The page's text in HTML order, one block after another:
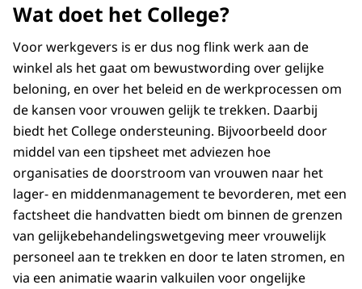
Wat doet het College?
Voor werkgevers is er dus nog flink werk aan de
winkel als het gaat om bewustwording over gelijke
beloning, en over het beleid en de werkprocessen om
de kansen voor vrouwen gelijk te trekken. Daarbij
biedt het College ondersteuning. Bijvoorbeeld door
middel van een tipsheet met adviezen hoe
organisaties de doorstroom van vrouwen naar het
lager- en middenmanagement te bevorderen, met een
factsheet die handvatten biedt om binnen de grenzen
van gelijkebehandelingswetgeving meer vrouwelijk
personeel aan te trekken en door te laten stromen, en
via een animatie waarin valkuilen voor ongelijke